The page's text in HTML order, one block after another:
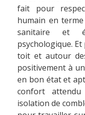
fait pour
humain en
sanitaire et
psychologique.
toit et autour
positivement à
en bon état et
confort
isolation de